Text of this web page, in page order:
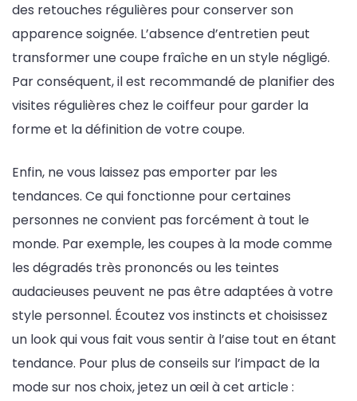
des retouches régulières pour conserver son
apparence soignée. L’absence d’entretien peut
transformer une coupe fraîche en un style négligé.
Par conséquent, il est recommandé de planifier des
visites régulières chez le coiffeur pour garder la
forme et la définition de votre coupe.
Enfin, ne vous laissez pas emporter par les
tendances. Ce qui fonctionne pour certaines
personnes ne convient pas forcément à tout le
monde. Par exemple, les coupes à la mode comme
les dégradés très prononcés ou les teintes
audacieuses peuvent ne pas être adaptées à votre
style personnel. Écoutez vos instincts et choisissez
un look qui vous fait vous sentir à l’aise tout en étant
tendance. Pour plus de conseils sur l’impact de la
mode sur nos choix, jetez un œil à cet article :